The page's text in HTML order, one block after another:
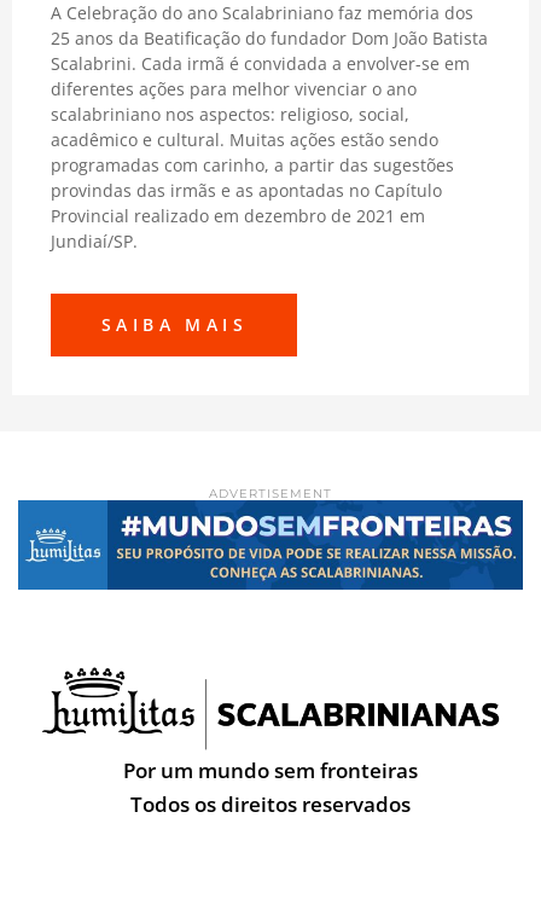
A Celebração do ano Scalabriniano faz memória dos
25 anos da Beatificação do fundador Dom João Batista
Scalabrini. Cada irmã é convidada a envolver-se em
diferentes ações para melhor vivenciar o ano
scalabriniano nos aspectos: religioso, social,
acadêmico e cultural. Muitas ações estão sendo
programadas com carinho, a partir das sugestões
provindas das irmãs e as apontadas no Capítulo
Provincial realizado em dezembro de 2021 em
Jundiaí/SP.
SAIBA MAIS
ADVERTISEMENT
Por um mundo sem fronteiras
Todos os direitos reservados